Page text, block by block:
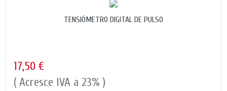
TENSIÓMETRO DIGITAL DE PULSO
17,50 €
( Acresce IVA a 23% )